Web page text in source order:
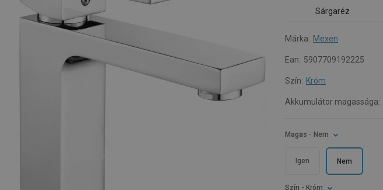
Sárgaréz
Márka: Mexen
Ean: 5907709192225
Szín: Króm
Akkumulátor magassága:
Szín - Króm
Magas - Nem
Nem
Igen